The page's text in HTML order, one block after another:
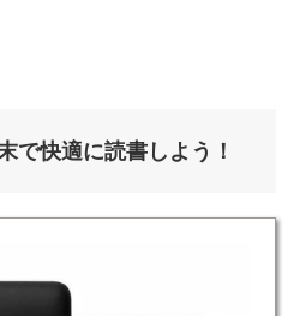
で快適に読書しよう！